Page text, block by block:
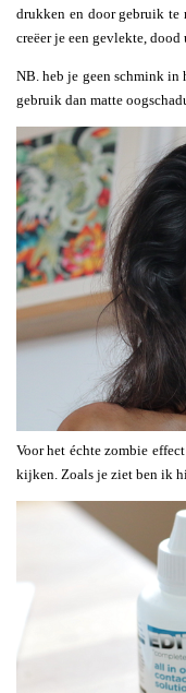
drukken en door gebruik te
creëer je een gevlekte,
NB. heb je geen schmink
gebruik dan matte
Voor het échte zombie
kijken. Zoals je ziet ben ik